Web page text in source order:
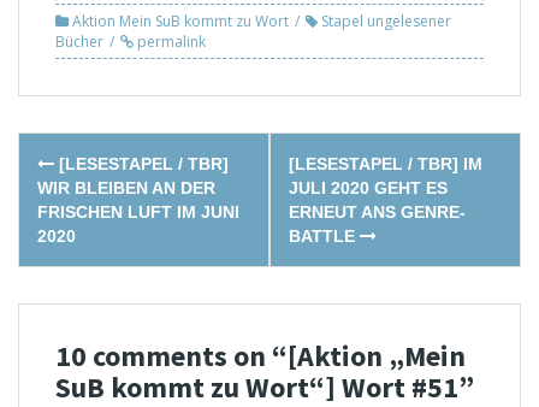
Aktion Mein SuB kommt zu Wort
Stapel ungelesener
Bücher
permalink
Post
navigation
[LESESTAPEL / TBR]
WIR BLEIBEN AN DER
FRISCHEN LUFT IM JUNI
2020
[LESESTAPEL / TBR] IM
JULI 2020 GEHT ES
ERNEUT ANS GENRE-
BATTLE
10 comments on “[Aktion „Mein
SuB kommt zu Wort“] Wort #51”